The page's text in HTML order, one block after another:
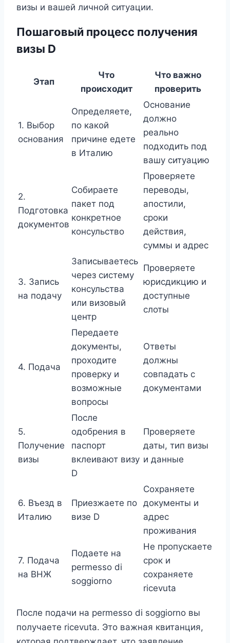
визы и вашей личной ситуации.
Пошаговый процесс получения
визы D
Этап
Что
происходит
Что важно
проверить
1. Выбор
основания
Определяете,
по какой
причине едете
в Италию
Основание
должно
реально
подходить под
вашу ситуацию
2.
Подготовка
документов
Собираете
пакет под
конкретное
консульство
Проверяете
переводы,
апостили,
сроки
действия,
суммы и адрес
3. Запись
на подачу
Записываетесь
через систему
консульства
или визовый
центр
Проверяете
юрисдикцию и
доступные
слоты
4. Подача
Передаете
документы,
проходите
проверку и
возможные
вопросы
Ответы
должны
совпадать с
документами
5.
Получение
визы
После
одобрения в
паспорт
вклеивают визу
D
Проверяете
даты, тип визы
и данные
6. Въезд в
Италию
Приезжаете по
визе D
Сохраняете
документы и
адрес
проживания
7. Подача
на ВНЖ
Подаете на
permesso di
soggiorno
Не пропускаете
срок и
сохраняете
ricevuta
После подачи на permesso di soggiorno вы
получаете ricevuta. Это важная квитанция,